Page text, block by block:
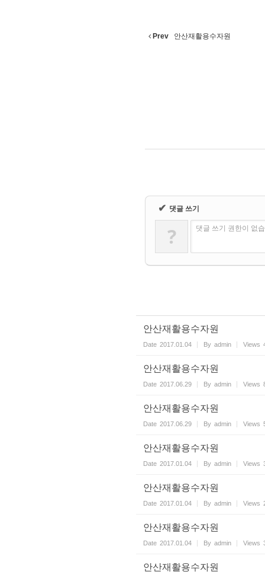
Prev 안산재활용수자원
✔ 댓글 쓰기
? 댓글 쓰기 권한이 없
안산재활용수자원
Date 2017.01.04 By admin Views
안산재활용수자원
Date 2017.06.29 By admin Views
안산재활용수자원
Date 2017.06.29 By admin Views
안산재활용수자원
Date 2017.01.04 By admin Views
안산재활용수자원
Date 2017.01.04 By admin Views
안산재활용수자원
Date 2017.01.04 By admin Views
안산재활용수자원